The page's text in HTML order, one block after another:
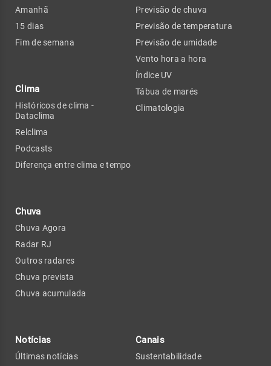
Amanhã
15 dias
Fim de semana
Clima
Históricos de clima -
Dataclima
Relclima
Podcasts
Diferença entre clima e tempo
Chuva
Chuva Agora
Radar RJ
Outros radares
Chuva prevista
Chuva acumulada
Previsão de chuva
Previsão de temperatura
Previsão de umidade
Vento hora a hora
Índice UV
Tábua de marés
Climatologia
Notícias
Últimas notícias
Canais
Sustentabilidade